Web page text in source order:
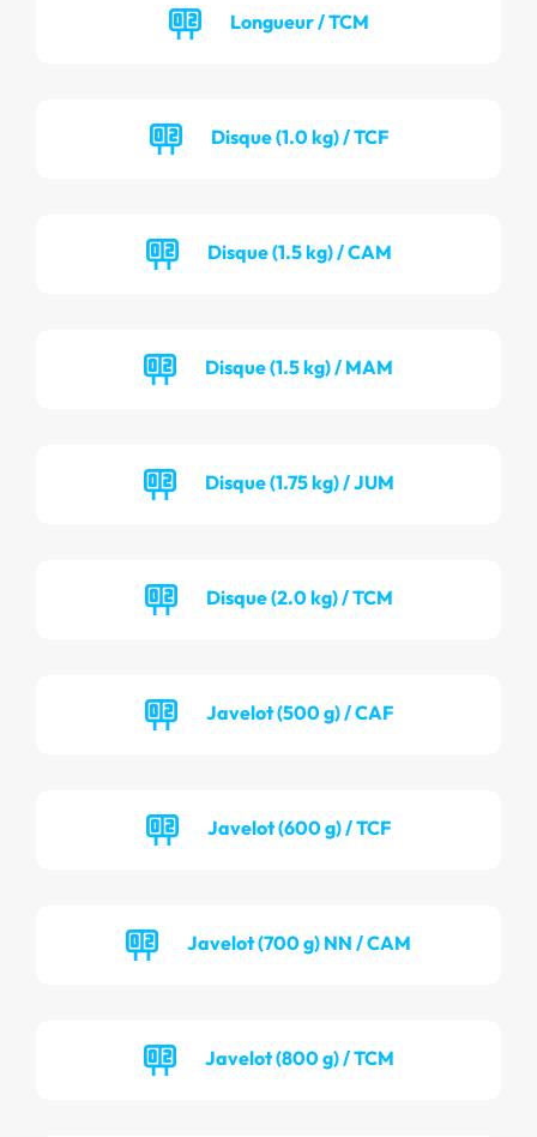
Longueur / TCM
Disque (1.0 kg) / TCF
Disque (1.5 kg) / CAM
Disque (1.5 kg) / MAM
Disque (1.75 kg) / JUM
Disque (2.0 kg) / TCM
Javelot (500 g) / CAF
Javelot (600 g) / TCF
Javelot (700 g) NN / CAM
Javelot (800 g) / TCM